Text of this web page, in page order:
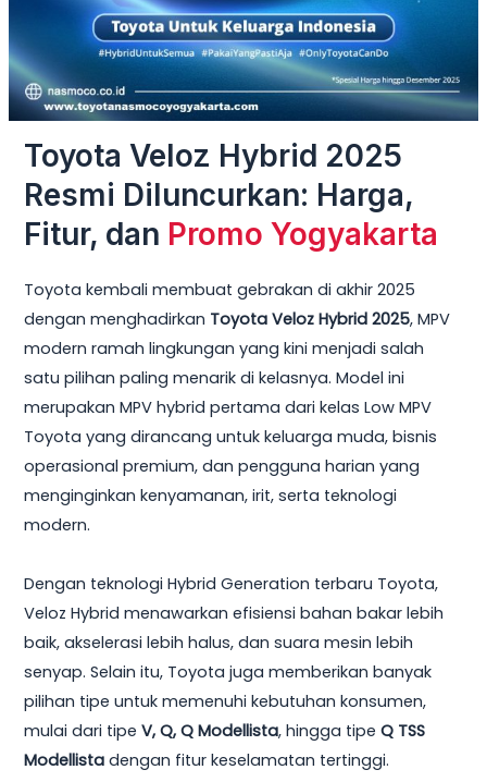
Toyota Veloz Hybrid 2025
Resmi Diluncurkan: Harga,
Fitur, dan Promo Yogyakarta
Toyota kembali membuat gebrakan di akhir 2025
dengan menghadirkan Toyota Veloz Hybrid 2025, MPV
modern ramah lingkungan yang kini menjadi salah
satu pilihan paling menarik di kelasnya. Model ini
merupakan MPV hybrid pertama dari kelas Low MPV
Toyota yang dirancang untuk keluarga muda, bisnis
operasional premium, dan pengguna harian yang
menginginkan kenyamanan, irit, serta teknologi
modern.
Dengan teknologi Hybrid Generation terbaru Toyota,
Veloz Hybrid menawarkan efisiensi bahan bakar lebih
baik, akselerasi lebih halus, dan suara mesin lebih
senyap. Selain itu, Toyota juga memberikan banyak
pilihan tipe untuk memenuhi kebutuhan konsumen,
mulai dari tipeV, Q, Q Modellista, hingga tipeQ TSS
Modellista dengan fitur keselamatan tertinggi.